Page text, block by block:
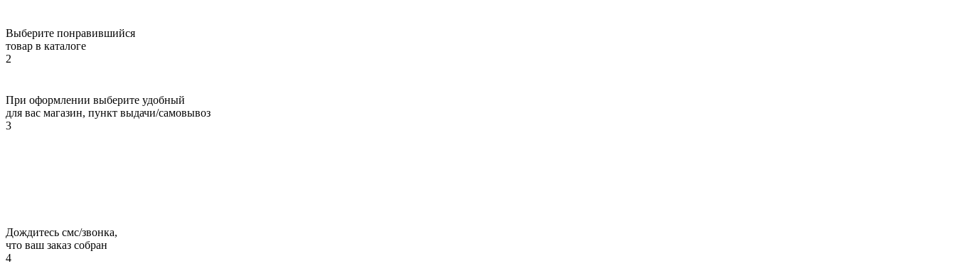
Выберите понравившийся
товар в каталоге
2
При оформлении выберите удобный
для вас магазин, пункт выдачи/самовывоз
3
Дождитесь смс/звонка,
что ваш заказ собран
4